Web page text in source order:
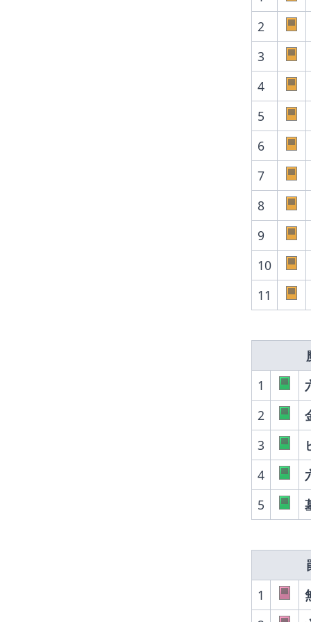
2
3
4
5
6
7
8
9
10
11
1
2
3
4
5
1